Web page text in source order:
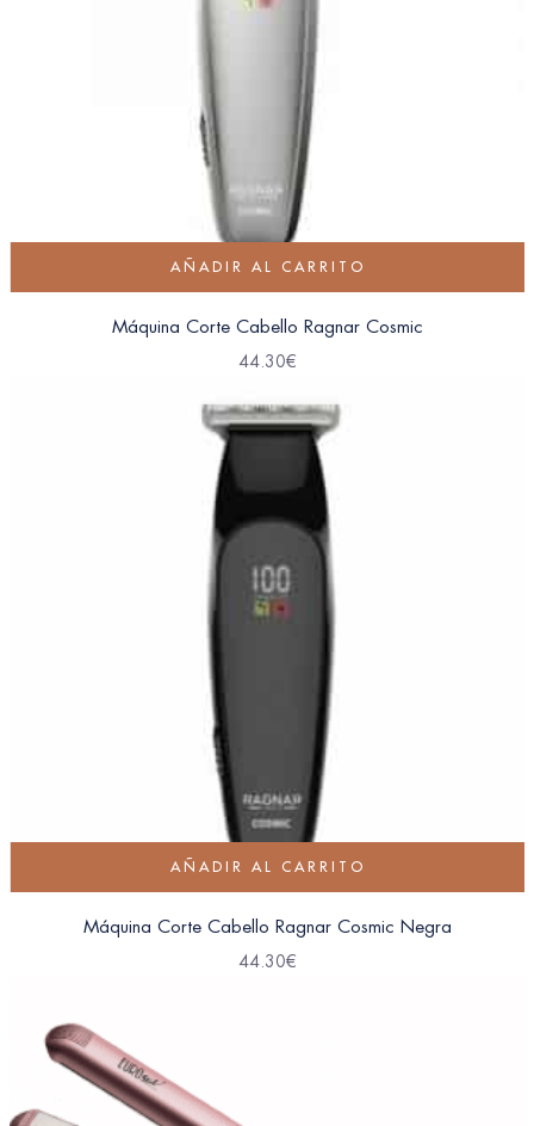
AÑADIR AL CARRITO
Máquina Corte Cabello Ragnar Cosmic
44.30€
AÑADIR AL CARRITO
Máquina Corte Cabello Ragnar Cosmic Negra
44.30€